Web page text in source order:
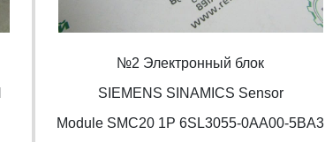
№2 Электронный блок
SIEMENS SINAMICS Sensor
Module SMC20 1P 6SL3055-0AA00-5BA3